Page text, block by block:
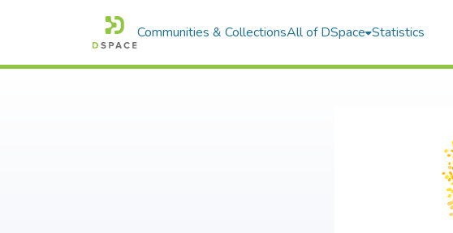
Communities & CollectionsAll of DSpace Statistics